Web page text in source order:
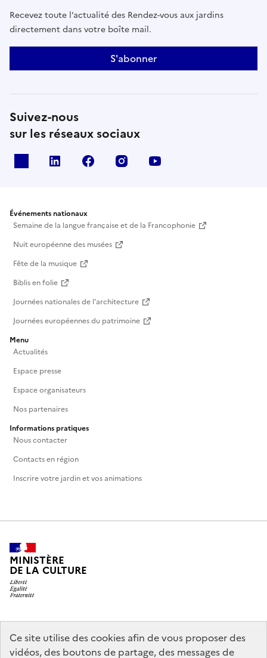
Ce site utilise des cookies afin de vous proposer des
vidéos, des boutons de partage, des messages de
Recevez toute l’actualité des Rendez-vous aux jardins
directement dans votre boîte mail.
S'abonner
Suivez-nous
sur les réseaux sociaux
Linkedin Facebook Instagram
Événements nationaux
Semaine de la langue française et de la Francophonie
Nuit européenne des musées
Fête de la musique
Biblis en folie
Journées nationales de l'architecture
Journées européennes du patrimoine
Menu
Actualités
Espace presse
Espace organisateurs
Nos partenaires
Informations pratiques
Nous contacter
Contacts en région
Inscrire votre jardin et vos animations
MINISTÈRE
DE LA CULTURE
legifrance.gouv.fr
info.gouv.fr